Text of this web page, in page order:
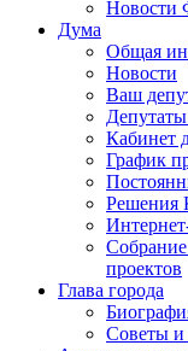
Новости
Дума
Общая
Новости
Ваш
Кабинет
График
Решения
проектов
Глава города
Советы и